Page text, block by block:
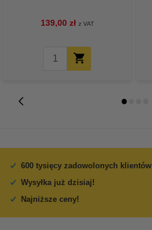
139,00 zł z VAT
600 tysięcy zadowolonych klientów
Wysyłka już dzisiaj!
Najniższe ceny!